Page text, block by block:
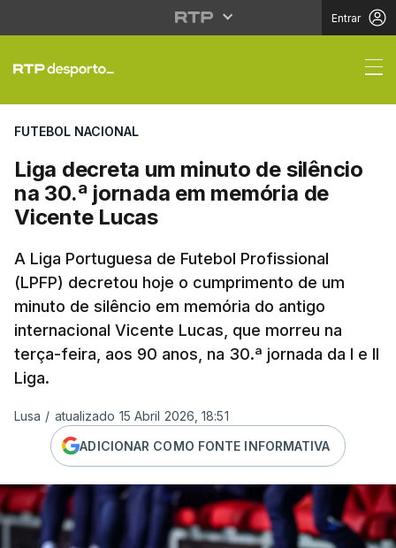
Entrar
Liga decreta um
FUTEBOL NACIONAL
Liga decreta um minuto de silêncio
na 30.ª jornada em memória de
Vicente Lucas
A Liga Portuguesa de Futebol Profissional
(LPFP) decretou hoje o cumprimento de um
minuto de silêncio em memória do antigo
internacional Vicente Lucas, que morreu na
terça-feira, aos 90 anos, na 30.ª jornada da I e II
Liga.
Lusa / atualizado 15 Abril 2026, 18:51
ADICIONAR COMO FONTE INFORMATIVA